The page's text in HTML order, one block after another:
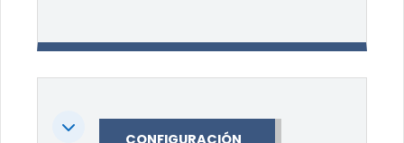
Colapsar CONFIGURACIÓN